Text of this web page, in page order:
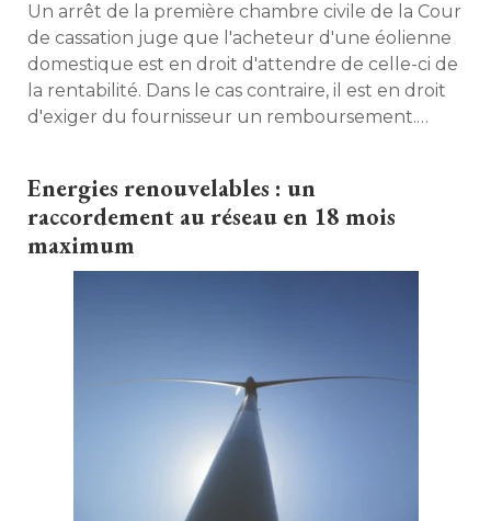
Un arrêt de la première chambre civile de la Cour
de cassation juge que l'acheteur d'une éolienne
domestique est en droit d'attendre de celle-ci de
la rentabilité. Dans le cas contraire, il est en droit
d'exiger du fournisseur un remboursement.
Energies renouvelables : un
raccordement au réseau en 18 mois
maximum